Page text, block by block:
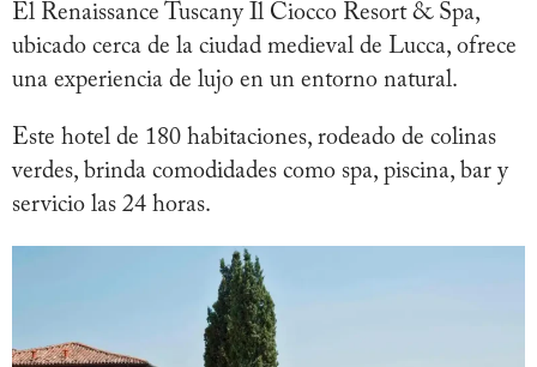
El Renaissance Tuscany Il Ciocco Resort & Spa,
ubicado cerca de la ciudad medieval de Lucca, ofrece
una experiencia de lujo en un entorno natural.
Este hotel de 180 habitaciones, rodeado de colinas
verdes, brinda comodidades como spa, piscina, bar y
servicio las 24 horas.